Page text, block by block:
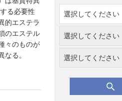
る必要性
的エステラ
のエステル
々のものが
る。